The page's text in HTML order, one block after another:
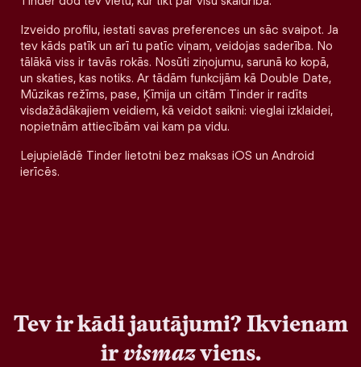
Izveido profilu, iestati savas preferences un sāc svaipot. Ja
tev kāds patīk un arī tu patīc viņam, veidojas saderība. No
tālākā viss ir tavās rokās. Nosūti ziņojumu, sarunā ko kopā,
un skaties, kas notiks. Ar tādām funkcijām kā Double Date,
Mūzikas režīms, pase, Ķīmija un citām Tinder ir radīts
visdažādākajiem veidiem, kā veidot saikni: vieglai izklaidei,
nopietnām attiecībām vai kam pa vidu.
Lejupielādē Tinder lietotni bez maksas iOS un Android
ierīcēs.
Tev ir kādi jautājumi? Ikvienam
irvismazviens.